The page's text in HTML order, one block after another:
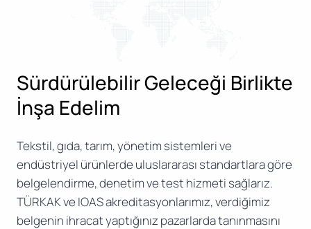
Sürdürülebilir Geleceği Birlikte
İnşa Edelim
Tekstil, gıda, tarım, yönetim sistemleri ve
endüstriyel ürünlerde uluslararası standartlara göre
belgelendirme, denetim ve test hizmeti sağlarız.
TÜRKAK ve IOAS akreditasyonlarımız, verdiğimiz
belgenin ihracat yaptığınız pazarlarda tanınmasını